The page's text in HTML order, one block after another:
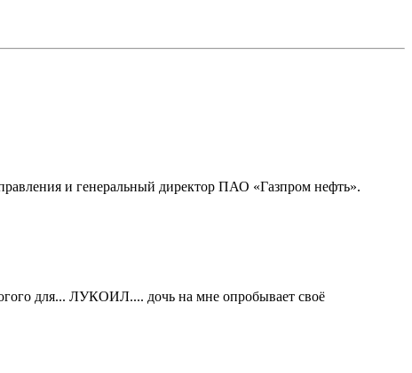
и генеральный директор ПАО «Газпром нефть».
для... ЛУКОИЛ.... дочь на мне опробывает своё